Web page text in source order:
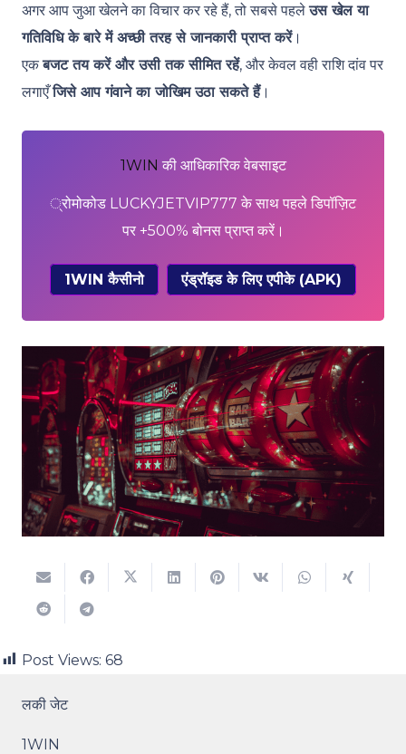
अगर आप जुआ खेलने का विचार कर रहे हैं, तो सबसे पहलेउस खेल या
गतिविधि के बारे में अच्छी तरह से जानकारी प्राप्त करें।
एकबजट तय करें और उसी तक सीमित रहें, और केवल वही राशि दांव पर
लगाएँजिसे आप गंवाने का जोखिम उठा सकते हैं।
1WIN की आधिकारिक वेबसाइट
्रोमोकोड LUCKYJETVIP777 के साथ पहले डिपॉज़िट
पर +500% बोनस प्राप्त करें।
1WIN कैसीनो एंड्रॉइड के लिए एपीके (APK)
Post Views: 68
लकी जेट
1WIN